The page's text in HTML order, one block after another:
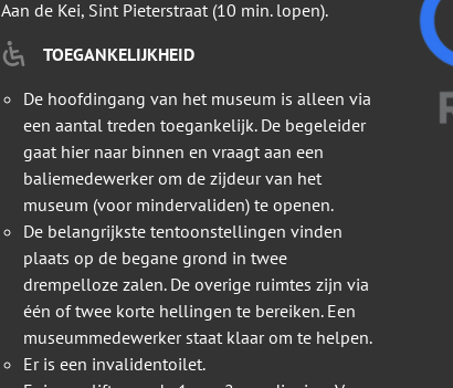
Aan de Kei, Sint Pieterstraat (10 min. lopen).
TOEGANKELIJKHEID
De hoofdingang van het museum is alleen via
een aantal treden toegankelijk. De begeleider
gaat hier naar binnen en vraagt aan een
baliemedewerker om de zijdeur van het
museum (voor mindervaliden) te openen.
De belangrijkste tentoonstellingen vinden
plaats op de begane grond in twee
drempelloze zalen. De overige ruimtes zijn via
één of twee korte hellingen te bereiken. Een
museummedewerker staat klaar om te helpen.
Er is een invalidentoilet.